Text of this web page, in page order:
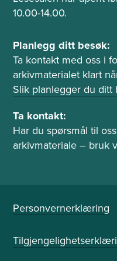
e
o
g
e
s
e
s
l
10.00-14.00.
P
l
a
n
l
e
g
g
k
g
Planlegg ditt besøk:
Ta kontakt med oss i
arkivmaterialet klart
Slik planlegger du ditt
Ta kontakt:
Har du spørsmål til
arkivmateriale – bruk
Personvernerklæring